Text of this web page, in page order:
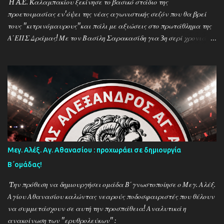
σέντρα στα τέλη Αυγούστου. Απο την άλλη πλευρά ο προπ...
H A.E. Kαλαμπακίου ξεκίνησε το βασικό στάδιο της
προετοιμασίας εν'όψει της νέας αγωνιστικής σεζόν που θα βρεί
τους ''κιτρινόμαυρους''και πάλι με αξιώσεις στο πρωτάθλημα της
Α΄ΕΠΣ Δράμας! Με τον Βασίλη Σαρακασίδη για 3η σερί χρονιά
δυναμική των ''κιτρινόμαυρων''! Παρακάτω δείτε φωτοστιγμές
απο τις προπονήσεις της δραμινής ομάδας μέσα απο τον φακό της
''Ο'' που βρέθηκε στο γήπεδο του Καλαμπακίου ενώ δηλώσεις
κάνουν οι κ.κ. Σαρακασίδης Βασίλης (προπονητής) , Βαβλιάκης
Χρόνης (τεχνικός διευθυντής) και οι ποδοσφαιριστές Μάριος
Βουτσινάς και Ηλίας Σταμπουλής!
Μεγ. Αλέξ. Αγ. Αθανασίου : προχωράει σε δημιουργία
Β΄ομάδας!
Tην πρόθεση να δημιουργήσει ομάδα Β΄γνωστοποίησε ο Μεγ. Αλέξ.
Αγίου Αθανασίου καλώντας νεαρούς ποδοσφαιριστές που θέλουν
να συμμετάσχουν σε αυτή την προσπάθεια! Αναλυτικά η
ανακοίνωση των ''ερυθρολεύκων'' :